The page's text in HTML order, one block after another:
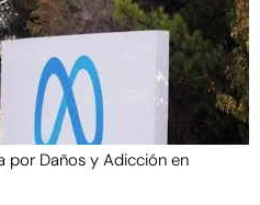
por Daños y Adicción en